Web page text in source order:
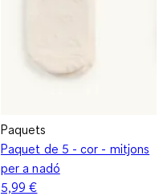
Paquets
Paquet de 5 - cor - mitjons
per a nadó
5,99 €